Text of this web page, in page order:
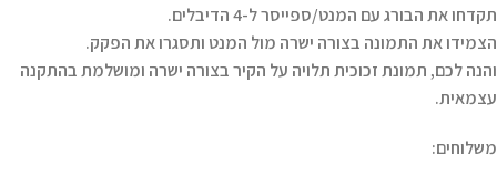
תקדחו את הבורג עם המנט/ספייסר ל-4 הדיבלים.
הצמידו את התמונה בצורה ישרה מול המנט ותסגרו את הפקק.
והנה לכם, תמונת זכוכית תלויה על הקיר בצורה ישרה ומושלמת בהתקנה
עצמאית.
משלוחים: